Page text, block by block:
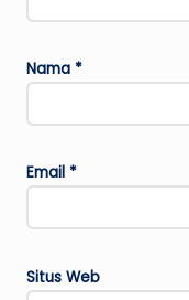
Nama *
Email *
Situs Web